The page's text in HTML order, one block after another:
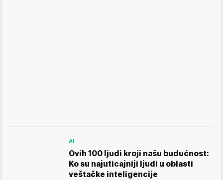
AI
Ovih 100 ljudi kroji našu budućnost:
Ko su najuticajniji ljudi u oblasti
veštačke inteligencije